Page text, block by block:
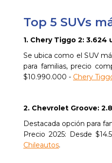
Top 5 SUVs
1. Chery Tiggo 2: 3.624
Se ubica como el SUV
para familias, precio
$10.990.000 - Chery
2. Chevrolet Groove:
Destacada opción para
Precio 2025: Desde
Chileautos.